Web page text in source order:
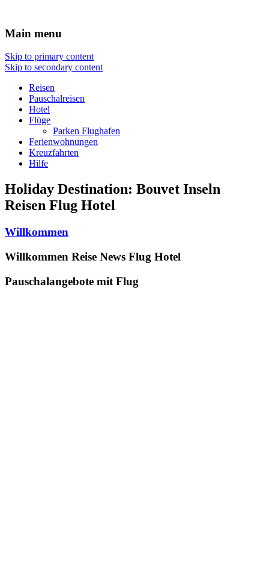
Travel : De
Main menu
Skip to primary content
Skip to secondary content
Reisen
Pauschalreisen
Hotel
Flüge
Parken Flughafen
Ferienwohnungen
Kreuzfahrten
Hilfe
Holiday Destination: Bouvet Inseln
Reisen Flug Hotel
Willkommen
Willkommen Reise News Flug Hotel
Pauschalangebote mit Flug